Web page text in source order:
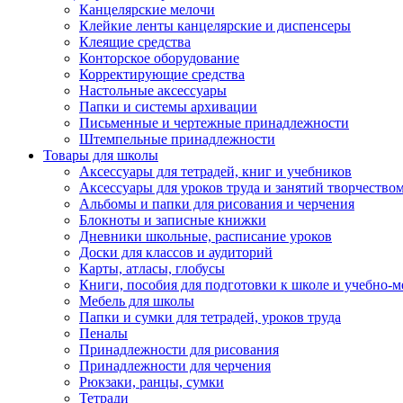
Канцелярские мелочи
Клейкие ленты канцелярские и диспенсеры
Клеящие средства
Конторское оборудование
Корректирующие средства
Настольные аксессуары
Папки и системы архивации
Письменные и чертежные принадлежности
Штемпельные принадлежности
Товары для школы
Аксессуары для тетрадей, книг и учебников
Аксессуары для уроков труда и занятий
Альбомы и папки для рисования и черчения
Блокноты и записные книжки
Дневники школьные, расписание уроков
Доски для классов и аудиторий
Карты, атласы, глобусы
Книги, пособия для подготовки к школе и учебно-
Мебель для школы
Папки и сумки для тетрадей, уроков труда
Пеналы
Принадлежности для рисования
Принадлежности для черчения
Рюкзаки, ранцы, сумки
Тетради